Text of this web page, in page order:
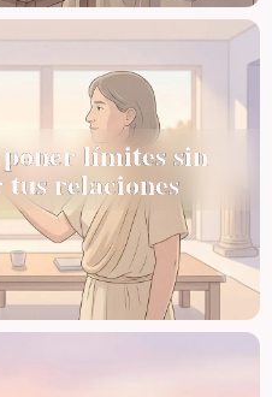
límites sin
relaciones